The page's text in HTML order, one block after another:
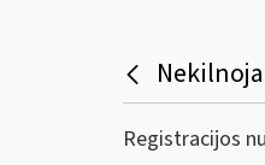
Registracijos